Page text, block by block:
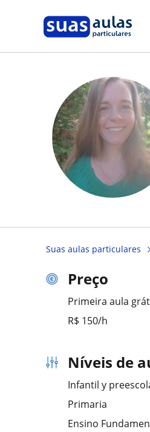
Suas aulas particulares
Preço
Primeira aula
R$ 150/h
Níveis de
Infantil y
Primaria
Ensino